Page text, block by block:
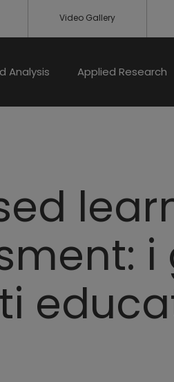
Video Gallery
Analysis Applied Research